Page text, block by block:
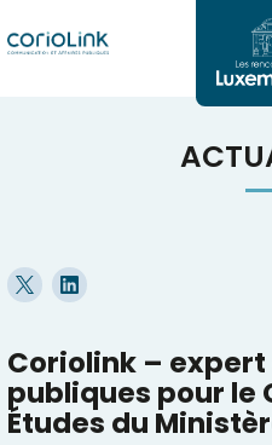
Coriolink –
publiques pour le
Études du